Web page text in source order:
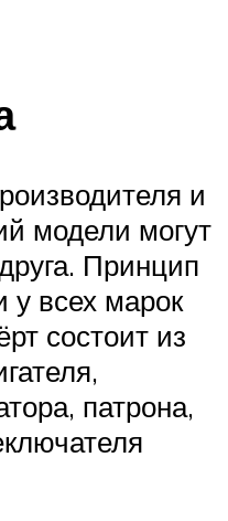
и
модели могут
Принцип
у всех марок
состоит из
патрона,